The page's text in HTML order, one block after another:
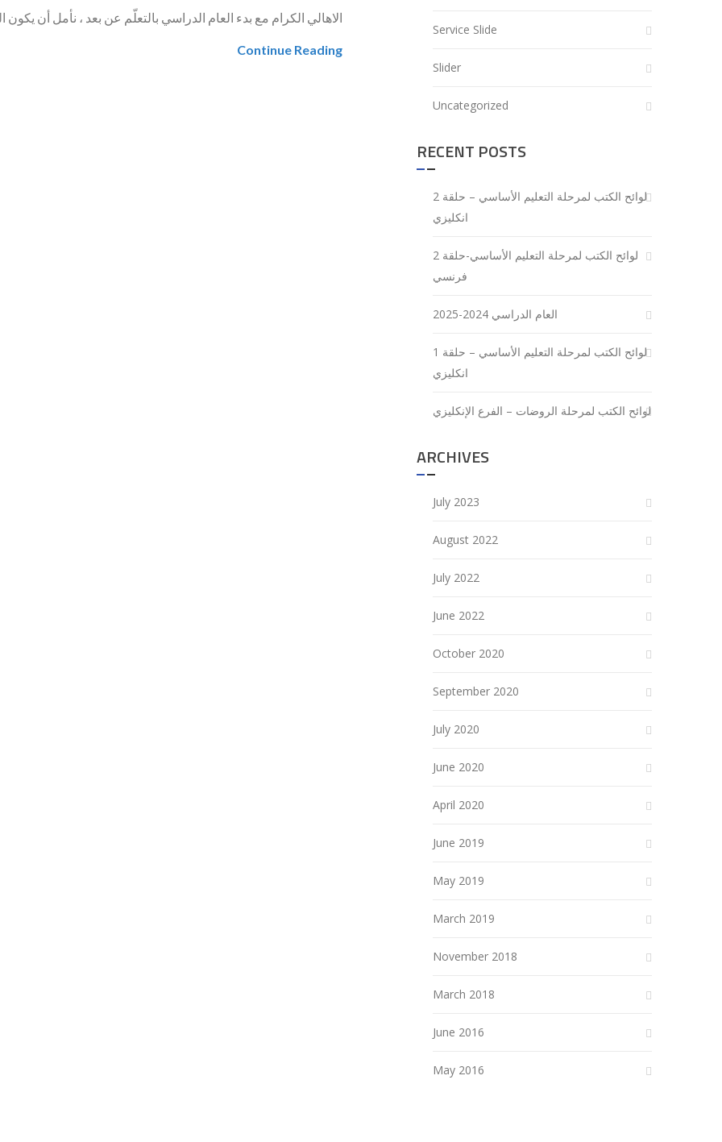
الاهالي الكرام مع بدء العام الدراسي بالتعلّم عن بعد ، نأمل أن
Continue Reading
Service Slide
Slider
Uncategorized
RECENT POSTS
لوائح الكتب لمرحلة التعليم الأساسي – حلقة 2
انكليزي
لوائح الكتب لمرحلة التعليم الأساسي-حلقة 2
فرنسي
العام الدراسي 2024-2025
لوائح الكتب لمرحلة التعليم الأساسي – حلقة 1
انكليزي
لوائح الكتب لمرحلة الروضات – الفرع الإنكليزي
ARCHIVES
July 2023
August 2022
July 2022
June 2022
October 2020
September 2020
July 2020
June 2020
April 2020
June 2019
May 2019
March 2019
November 2018
March 2018
June 2016
May 2016